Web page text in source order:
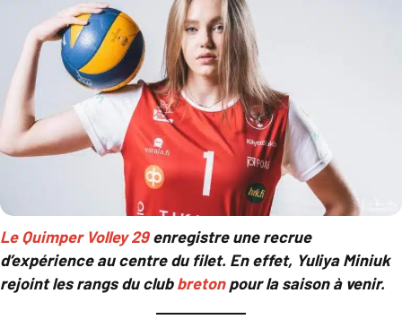
Le Quimper Volley 29enregistre une recrue
d’expérience au centre du filet. En effet, Yuliya Miniuk
rejoint les rangs du clubbretonpour la saison à venir.